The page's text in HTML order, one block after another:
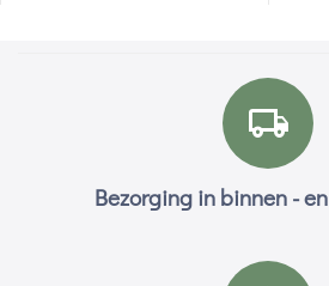
Bezorging in binnen -